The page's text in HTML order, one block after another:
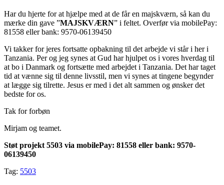
Har du hjerte for at hjælpe med at de får en majskværn, så kan du
mærke din gave ”MAJSKVÆRN” i feltet. Overfør via mobilePay:
81558 eller bank: 9570-06139450
Vi takker for jeres fortsatte opbakning til det arbejde vi står i her i
Tanzania. Per og jeg synes at Gud har hjulpet os i vores hverdag til
at bo i Danmark og fortsætte med arbejdet i Tanzania. Det har taget
tid at vænne sig til denne livsstil, men vi synes at tingene begynder
at lægge sig tilrette. Jesus er med i det alt sammen og ønsker det
bedste for os.
Tak for forbøn
Mirjam og teamet.
Støt projekt 5503 via mobilePay: 81558 eller bank: 9570-
06139450
Tag: 5503